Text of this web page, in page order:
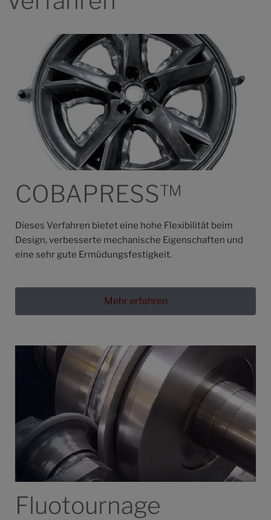
COBAPRESS™
Dieses Verfahren bietet eine hohe Flexibilität beim
Design, verbesserte mechanische Eigenschaften und
eine sehr gute Ermüdungsfestigkeit.
Mehr erfahren
Fluotournage